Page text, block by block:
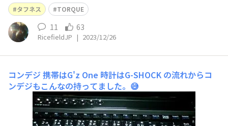
タフネス TORQUE
11 63
RicefieldJP | 2023/12/26
コンデジ 携帯はG'z One 時計はG-SHOCK の流れからコ
ンデジもこんなの持ってました。😅